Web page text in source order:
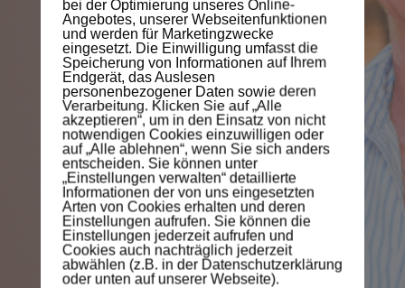
bei der Optimierung unseres Online-
Angebotes, unserer Webseitenfunktionen
und werden für Marketingzwecke
eingesetzt. Die Einwilligung umfasst die
Speicherung von Informationen auf Ihrem
Endgerät, das Auslesen
personenbezogener Daten sowie deren
Verarbeitung. Klicken Sie auf „Alle
akzeptieren“, um in den Einsatz von nicht
notwendigen Cookies einzuwilligen oder
auf „Alle ablehnen“, wenn Sie sich anders
entscheiden. Sie können unter
„Einstellungen verwalten“ detaillierte
Informationen der von uns eingesetzten
Arten von Cookies erhalten und deren
Einstellungen aufrufen. Sie können die
Einstellungen jederzeit aufrufen und
Cookies auch nachträglich jederzeit
abwählen (z.B. in der Datenschutzerklärung
oder unten auf unserer Webseite).